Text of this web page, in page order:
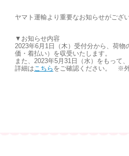
ヤマト運輸より重要なお知らせがござ
▼お知らせ内容
2023年6月1日（木）受付分から、荷
価・着払い）を収受いたします。
また、2023年5月31日（水）をもって
詳細は こちら をご確認ください。 ※